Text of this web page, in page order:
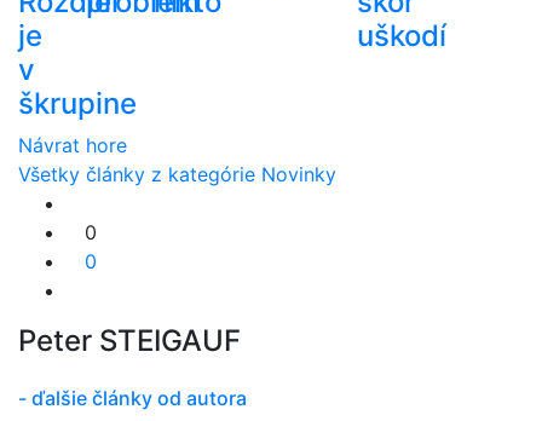
je
v
škrupine
uškodí
Návrat hore
Všetky články z kategórie Novinky
0
0
Peter STEIGAUF
- ďalšie články od autora